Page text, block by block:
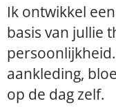
Ik ontwikkel
basis van jullie
aankleding,
op de dag zelf.